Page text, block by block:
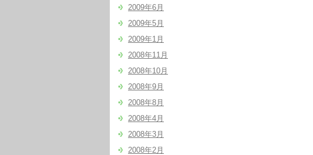
2009年6月
2009年5月
2009年1月
2008年11月
2008年10月
2008年9月
2008年8月
2008年4月
2008年3月
2008年2月